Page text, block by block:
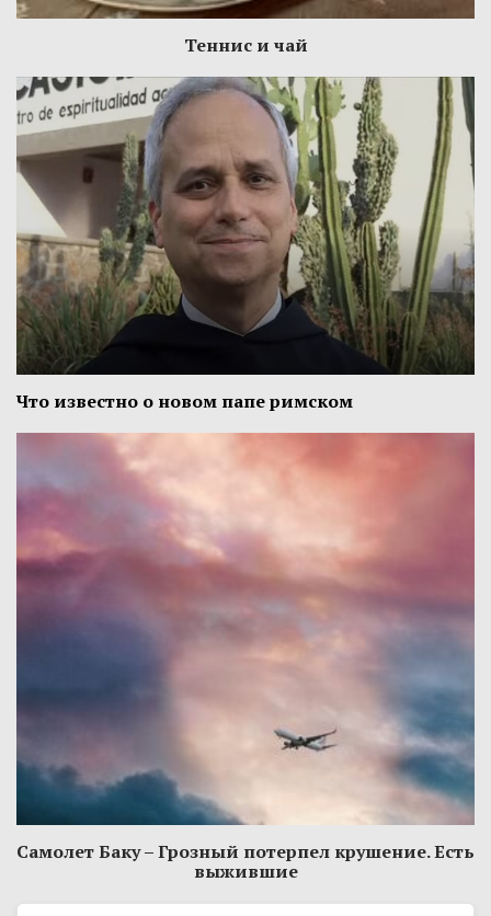
Теннис и чай
Что известно о новом папе римском
Самолет Баку – Грозный потерпел крушение. Есть
выжившие